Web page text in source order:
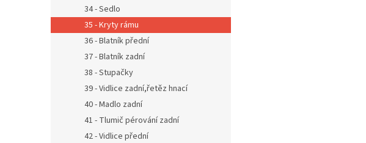
34 - Sedlo
35 - Kryty rámu
36 - Blatník přední
37 - Blatník zadní
38 - Stupačky
39 - Vidlice zadní,řetěz hnací
40 - Madlo zadní
41 - Tlumič pérování zadní
42 - Vidlice přední